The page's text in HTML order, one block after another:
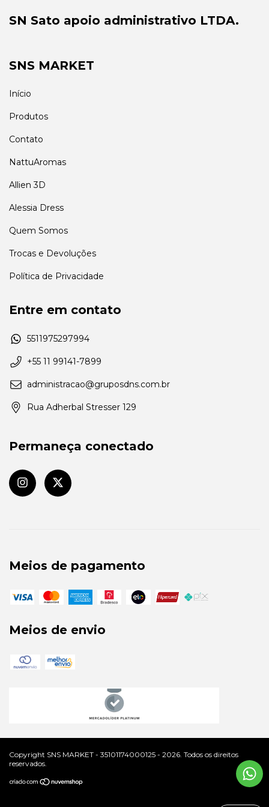
SN Sato apoio administrativo LTDA.
SNS MARKET
Início
Produtos
Contato
NattuAromas
Allien 3D
Alessia Dress
Quem Somos
Trocas e Devoluções
Política de Privacidade
Entre em contato
5511975297994
+55 11 99141-7899
administracao@gruposdns.com.br
Rua Adherbal Stresser 129
Permaneça conectado
Meios de pagamento
Meios de envio
Copyright SNS MARKET - 35101174000125 - 2026. Todos os direitos
reservados.